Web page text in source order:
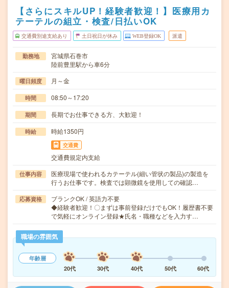
【さらにスキルUP！経験者歓迎！】医療用カ
テーテルの組立・検査/日払いOK
交通費別途支給あり 土日祝日が休み WEB登録OK 派遣
勤務地
宮城県石巻市
陸前豊里駅から車6分
曜日頻度 月～金
時間 08:50～17:20
期間 長期でお仕事できる方、大歓迎！
時給 時給1350円
交通費
交通費規定内支給
仕事内容
医療現場で使われるカテーテル(細い管状の製品)の製造を
行うお仕事です。検査では顕微鏡を使用しての確認…
応募資格
ブランクOK / 英語力不要
◆経験者歓迎！〇まずは事前登録だけでもOK！履歴書不要
で気軽にオンライン登録★氏名・職種などを入力す…
職場の雰囲気
年齢層
20代
30代 40代 50代 60代